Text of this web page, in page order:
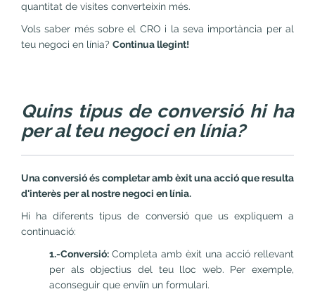
quantitat de visites converteixin més.
Vols saber més sobre el CRO i la seva importància per al
teu negoci en línia? Continua llegint!
Quins tipus de conversió hi ha
per al teu negoci en línia?
Una conversió és completar amb èxit una acció que resulta
d'interès per al nostre negoci en línia.
Hi ha diferents tipus de conversió que us expliquem a
continuació:
1.-Conversió: Completa amb èxit una acció rellevant
per als objectius del teu lloc web. Per exemple,
aconseguir que enviïn un formulari.